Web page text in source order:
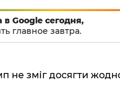
Google сегодня,
главное завтра.
не зміг досягти